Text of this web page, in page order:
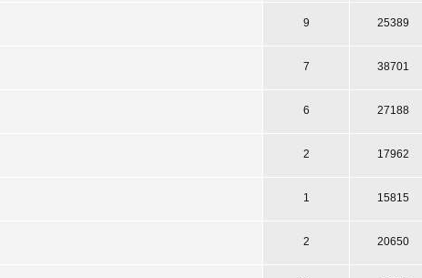
9 25389
7 38701
6 27188
2 17962
1 15815
2 20650